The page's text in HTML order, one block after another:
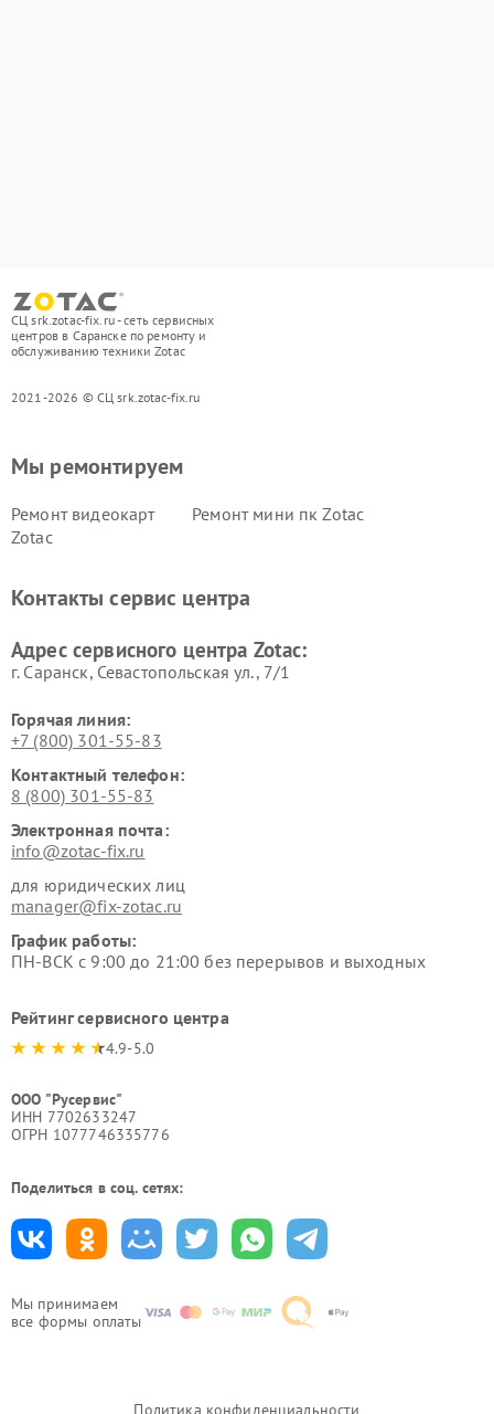
СЦ srk.zotac-fix.ru - сеть сервисных
центров в Саранске по ремонту и
обслуживанию техники Zotac
2021-2026 © СЦ srk.zotac-fix.ru
Мы принимаем
все формы оплаты
Мы ремонтируем
Ремонт видеокарт
Zotac
Ремонт мини пк Zotac
Контакты сервис центра
Адрес сервисного центра Zotac:
г. Саранск, Севастопольская ул., 7/1
Горячая линия:
+7 (800) 301-55-83
Контактный телефон:
8 (800) 301-55-83
Электронная почта:
info@zotac-fix.ru
для юридических лиц
manager@fix-zotac.ru
График работы:
ПН-ВСК с 9:00 до 21:00 без перерывов и выходных
Рейтинг сервисного центра
4.9-5.0
ООО "Русервис"
ИНН 7702633247
ОГРН 1077746335776
Поделиться в соц. сетях:
Политика конфиденциальности